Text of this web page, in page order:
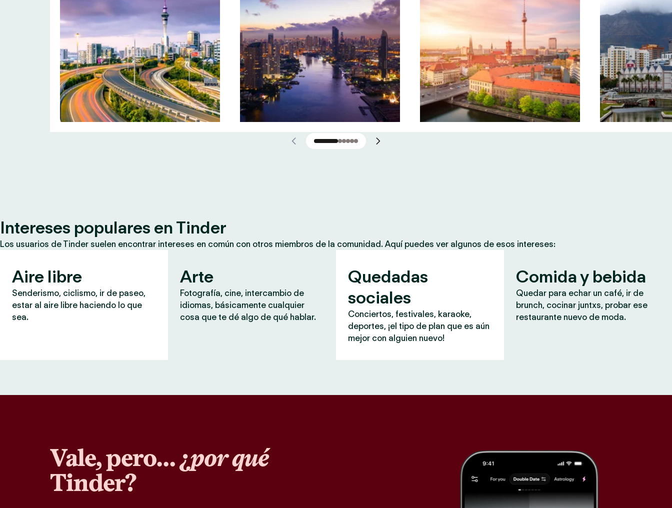
Intereses populares en Tinder
Los usuarios de Tinder suelen encontrar intereses en común con otros miembros de la comunidad. Aquí puedes ver algunos de esos intereses:
Aire libre
Senderismo, ciclismo, ir de paseo,
estar al aire libre haciendo lo que
sea.
Arte
Fotografía, cine, intercambio de
idiomas, básicamente cualquier
cosa que te dé algo de qué hablar.
Quedadas
sociales
Conciertos, festivales, karaoke,
deportes, ¡el tipo de plan que es aún
mejor con alguien nuevo!
Comida y bebida
Quedar para echar un café, ir de
brunch, cocinar juntxs, probar ese
restaurante nuevo de moda.
Vale, pero… ¿por qué
Tinder?